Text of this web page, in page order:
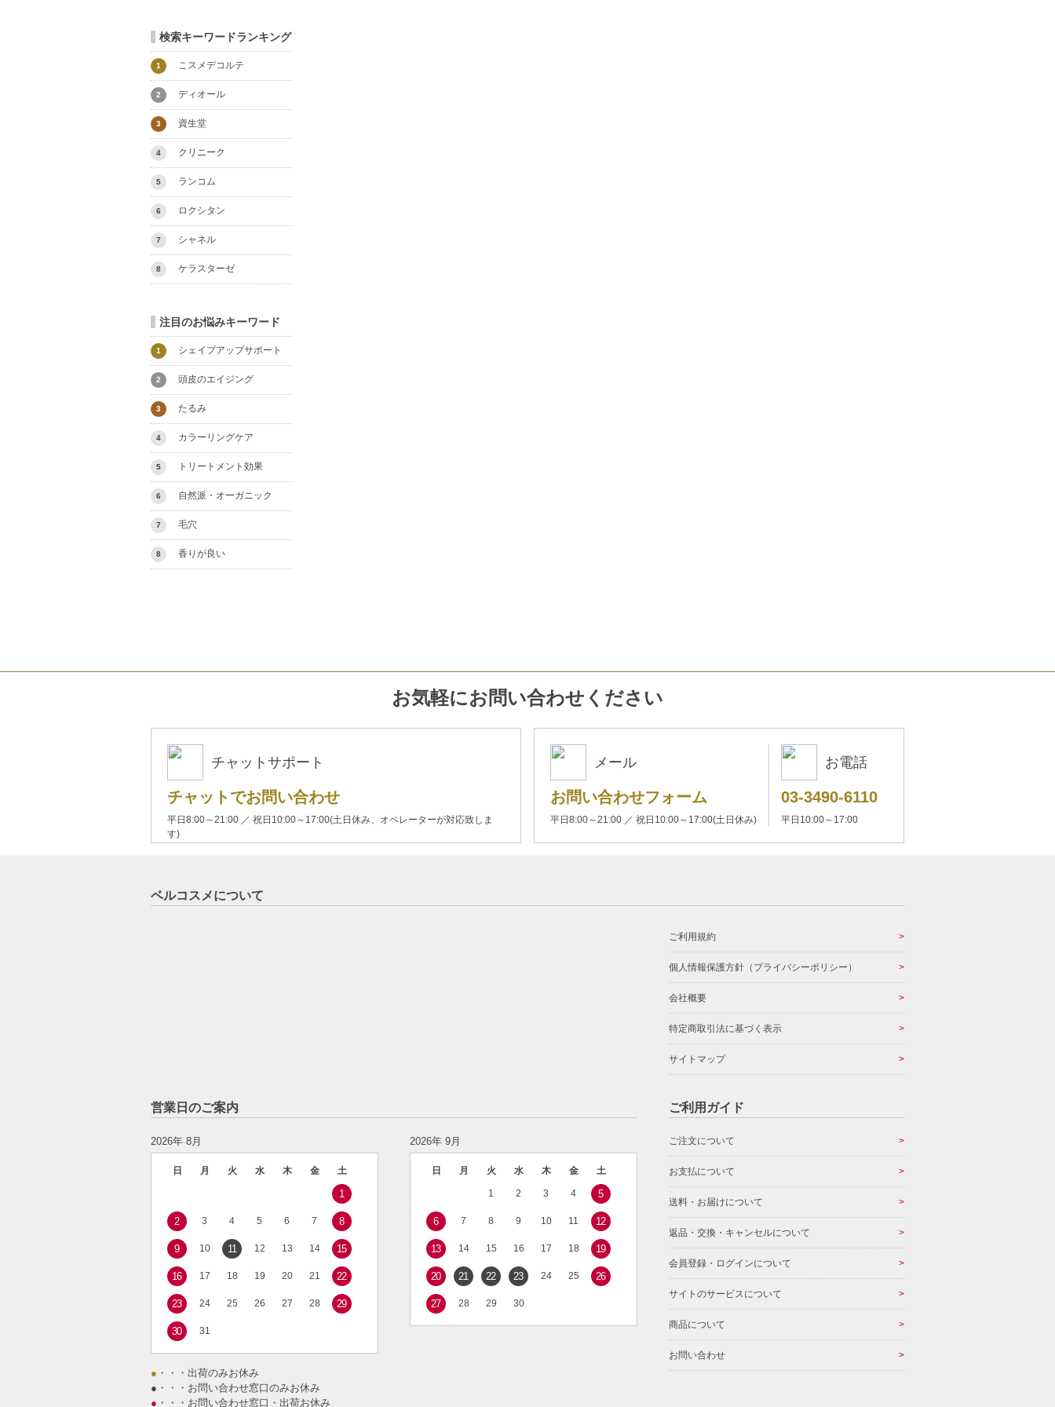
検索キーワードランキング
1 こスメデコルテ
2 ディオール
3 資生堂
4 クリニーク
5 ランコム
6 ロクシタン
7 シャネル
8 ケラスターゼ
注目のお悩みキーワード
1 シェイプアップサポート
2 頭皮のエイジング
3 たるみ
4 カラーリングケア
5 トリートメント効果
6 自然派・オーガニック
7 毛穴
8 香りが良い
お気軽にお問い合わせください
チャットサポート
チャットでお問い合わせ
平日8:00～21:00 ／ 祝日10:00～17:00(土日休み、オペレーターが対応致しま
す)
メール
お問い合わせフォーム
平日8:00～21:00 ／ 祝日10:00～17:00(土日休み)
お電話
03-3490-6110
平日10:00～17:00
ベルコスメについて
ご利用規約
個人情報保護方針（プライバシーポリシー）
会社概要
特定商取引法に基づく表示
サイトマップ
営業日のご案内
2026年 8月
日 月 火 水 木 金 土
1
2 3 4 5 6 7 8
9 10 11 12 13 14 15
16 17 18 19 20 21 22
23 24 25 26 27 28 29
30 31
2026年 9月
日 月 火 水 木 金 土
1 2 3 4 5
6 7 8 9 10 11 12
13 14 15 16 17 18 19
20 21 22 23 24 25 26
27 28 29 30
● ・・・出荷のみお休み
● ・・・お問い合わせ窓口のみお休み
● ・・・お問い合わせ窓口・出荷お休み
ご利用ガイド
ご注文について
お支払について
送料・お届けについて
返品・交換・キャンセルについて
会員登録・ログインについて
サイトのサービスについて
商品について
お問い合わせ